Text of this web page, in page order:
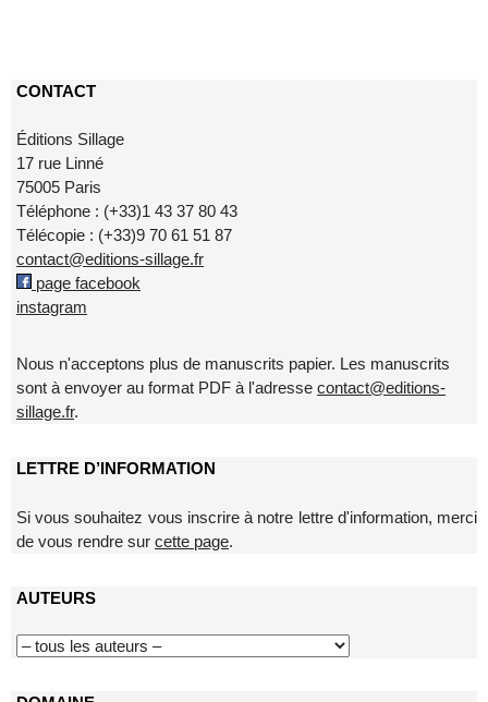
CONTACT
Éditions Sillage
17 rue Linné
75005 Paris
Téléphone : (+33)1 43 37 80 43
Télécopie : (+33)9 70 61 51 87
contact@editions-sillage.fr
page facebook
instagram
Nous n'acceptons plus de manuscrits papier. Les manuscrits
sont à envoyer au format PDF à l'adresse contact@editions-
sillage.fr.
LETTRE D’INFORMATION
Si vous souhaitez vous inscrire à notre lettre d'information, merci
de vous rendre sur cette page.
AUTEURS